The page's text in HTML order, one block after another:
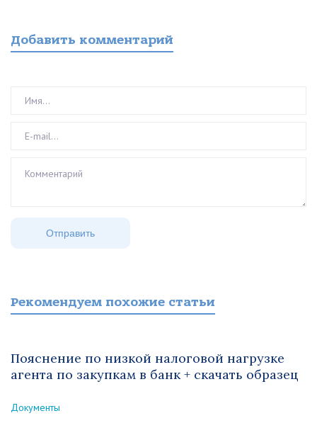
Добавить комментарий
Рекомендуем похожие статьи
Пояснение по низкой налоговой нагрузке
агента по закупкам в банк + скачать образец
Документы